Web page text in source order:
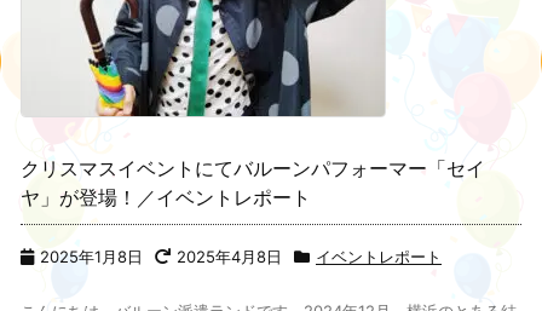
クリスマスイベントにてバルーンパフォーマー「セイ
ヤ」が登場！／イベントレポート
2025年1月8日 2025年4月8日 イベントレポート